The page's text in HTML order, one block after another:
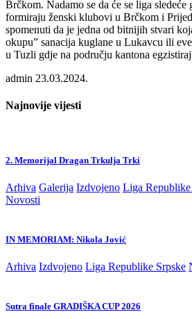
Brčkom. Nadamo se da će se liga sledeće
formiraju ženski klubovi u Brčkom i
spomenuti da je jedna od bitnijih stvari
okupu” sanacija kuglane u Lukavcu ili
u Tuzli gdje na području kantona
admin 23.03.2024.
Najnovije vijesti
2. Memorijal Dragan Trkulja Trki
Arhiva Galerija Izdvojeno Liga Republike
Novosti
IN MEMORIAM: Nikola Jović
Arhiva Izdvojeno Liga Republike Srpske
Sutra finale GRADIŠKA CUP 2026